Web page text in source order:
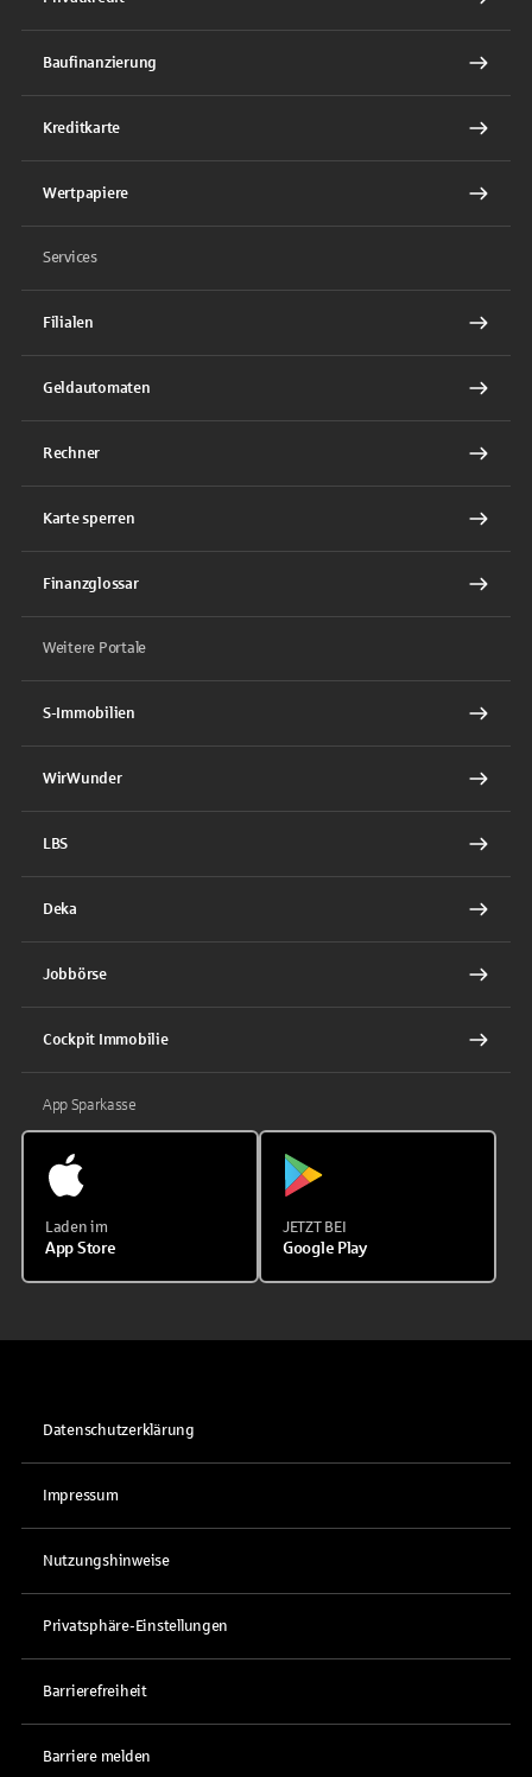
Baufinanzierung
Kreditkarte
Wertpapiere
Services
Filialen
Geldautomaten
Rechner
Karte sperren
Finanzglossar
Weitere Portale
S-Immobilien
WirWunder
LBS
Deka
Jobbörse
Cockpit Immobilie
App Sparkasse
Laden im
App Store
JETZT BEI
Google Play
Datenschutzerklärung
Impressum
Nutzungshinweise
Privatsphäre-Einstellungen
Barrierefreiheit
Barriere melden